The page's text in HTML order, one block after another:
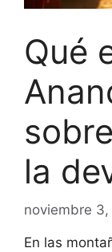
Qué
la
noviembre 3,
En las